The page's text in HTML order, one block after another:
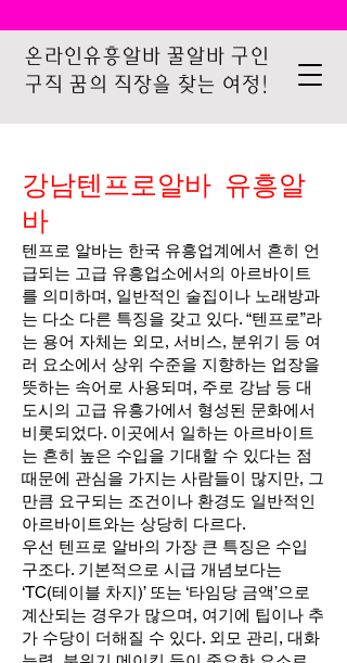
온라인유흥알바 꿀알바 구인
구직 꿈의 직장을 찾는 여정!
강남텐프로알바 유흥알
바
텐프로 알바는 한국 유흥업계에서 흔히 언
급되는 고급 유흥업소에서의 아르바이트
를 의미하며, 일반적인 술집이나 노래방과
는 다소 다른 특징을 갖고 있다. “텐프로”라
는 용어 자체는 외모, 서비스, 분위기 등 여
러 요소에서 상위 수준을 지향하는 업장을
뜻하는 속어로 사용되며, 주로 강남 등 대
도시의 고급 유흥가에서 형성된 문화에서
비롯되었다. 이곳에서 일하는 아르바이트
는 흔히 높은 수입을 기대할 수 있다는 점
때문에 관심을 가지는 사람들이 많지만, 그
만큼 요구되는 조건이나 환경도 일반적인
아르바이트와는 상당히 다르다.
우선 텐프로 알바의 가장 큰 특징은 수입
구조다. 기본적으로 시급 개념보다는
‘TC(테이블 차지)’ 또는 ‘타임당 금액’으로
계산되는 경우가 많으며, 여기에 팁이나 추
가 수당이 더해질 수 있다. 외모 관리, 대화